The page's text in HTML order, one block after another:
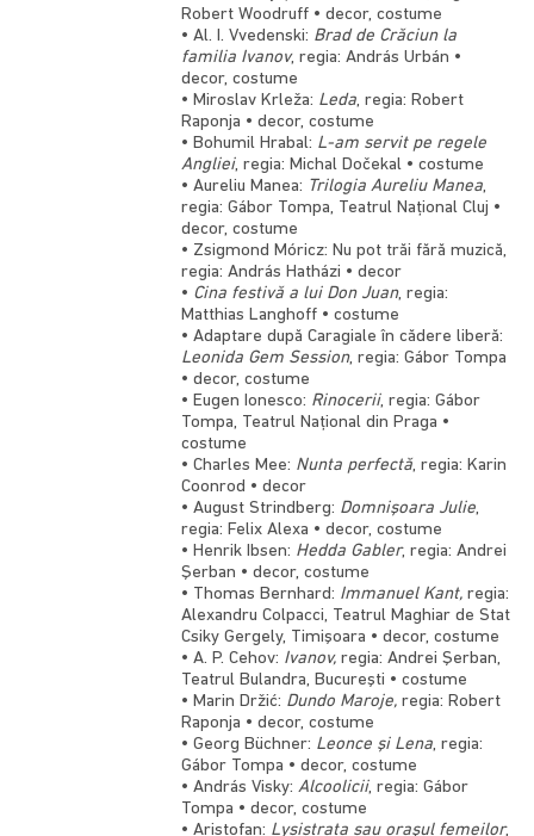
Robert Woodruff • decor, costume
• Al. I. Vvedenski: Brad de Crăciun la
familia Ivanov, regia: András Urbán •
decor, costume
• Miroslav Krleža: Leda, regia: Robert
Raponja • decor, costume
• Bohumil Hrabal: L-am servit pe regele
Angliei, regia: Michal Dočekal • costume
• Aureliu Manea: Trilogia Aureliu Manea,
regia: Gábor Tompa, Teatrul Național Cluj •
decor, costume
• Zsigmond Móricz: Nu pot trăi fără muzică,
regia: András Hatházi • decor
• Cina festivă a lui Don Juan, regia:
Matthias Langhoff • costume
• Adaptare după Caragiale în cădere liberă:
Leonida Gem Session, regia: Gábor Tompa
• decor, costume
• Eugen Ionesco: Rinocerii, regia: Gábor
Tompa, Teatrul Naţional din Praga •
costume
• Charles Mee: Nunta perfectă, regia: Karin
Coonrod • decor
• August Strindberg: Domnişoara Julie,
regia: Felix Alexa • decor, costume
• Henrik Ibsen: Hedda Gabler, regia: Andrei
Şerban • decor, costume
• Thomas Bernhard: Immanuel Kant, regia:
Alexandru Colpacci, Teatrul Maghiar de Stat
Csiky Gergely, Timişoara • decor, costume
• A. P. Cehov: Ivanov,regia: Andrei Şerban,
Teatrul Bulandra, Bucureşti • costume
• Marin Držić: Dundo Maroje, regia: Robert
Raponja • decor, costume
• Georg Büchner: Leonce şi Lena, regia:
Gábor Tompa • decor, costume
• András Visky:Alcoolicii, regia: Gábor
Tompa • decor, costume
• Aristofan: Lysistrata sau oraşul femeilor,